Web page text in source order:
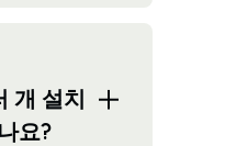
개 설치
요?